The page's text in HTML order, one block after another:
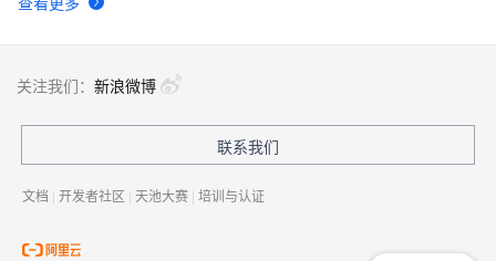
关注我们： 新浪微博
联系我们
文档 | 开发者社区 | 天池大赛 | 培训与认证